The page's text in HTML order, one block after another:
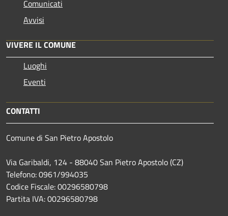
Comunicati
Avvisi
VIVERE IL COMUNE
Luoghi
Eventi
CONTATTI
Comune di San Pietro Apostolo
Via Garibaldi, 124 - 88040 San Pietro Apostolo (CZ)
Telefono: 0961/994035
Codice Fiscale: 00296580798
Partita IVA: 00296580798